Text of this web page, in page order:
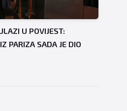
U POVIJEST:
PARIZA SADA JE DIO